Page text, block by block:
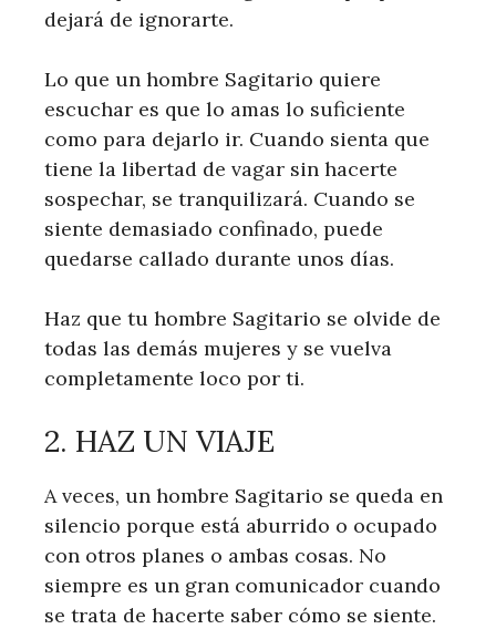
dejará de ignorarte.
Lo que un hombre Sagitario quiere
escuchar es que lo amas lo suficiente
como para dejarlo ir. Cuando sienta que
tiene la libertad de vagar sin hacerte
sospechar, se tranquilizará. Cuando se
siente demasiado confinado, puede
quedarse callado durante unos días.
Haz que tu hombre Sagitario se olvide de
todas las demás mujeres y se vuelva
completamente loco por ti.
2. HAZ UN VIAJE
A veces, un hombre Sagitario se queda en
silencio porque está aburrido o ocupado
con otros planes o ambas cosas. No
siempre es un gran comunicador cuando
se trata de hacerte saber cómo se siente.